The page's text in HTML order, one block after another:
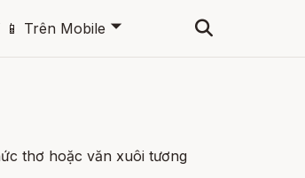
📱 Trên Mobile 🞃
thơ hoặc văn xuôi tương